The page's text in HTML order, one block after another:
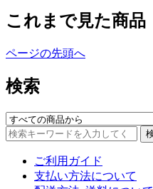
これまで見た商品
ページの先頭へ
検索
ご利用ガイド
支払い方法について